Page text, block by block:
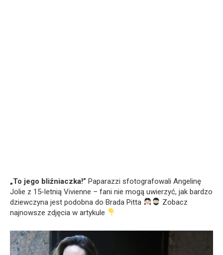
„To jego bliźniaczka!” Paparazzi sfotografowali Angelinę
Jolie z 15-letnią Vivienne – fani nie mogą uwierzyć, jak bardzo
dziewczyna jest podobna do Brada Pitta
Zobacz
najnowsze zdjęcia w artykule